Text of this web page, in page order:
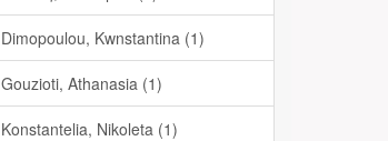
Dimopoulou, Kwnstantina (1)
Gouzioti, Athanasia (1)
Konstantelia, Nikoleta (1)